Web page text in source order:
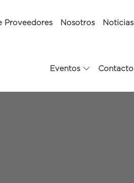
Proveedores Nosotros Noticias
Eventos Contacto